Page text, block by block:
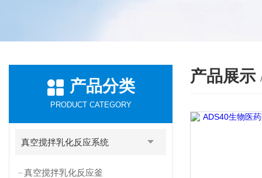
产品分类
PRODUCT CATEGORY
真空搅拌乳化反应系统
真空搅拌乳化反应釜
产品展示